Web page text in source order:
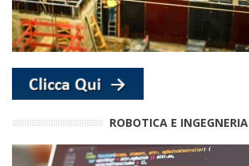
ROBOTICA E INGEGNERIA